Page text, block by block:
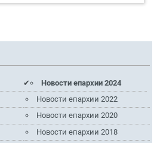
Новости епархии 2024
Новости епархии 2022
Новости епархии 2020
Новости епархии 2018